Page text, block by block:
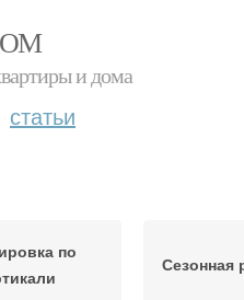
и дома
статьи
по
Сезонная